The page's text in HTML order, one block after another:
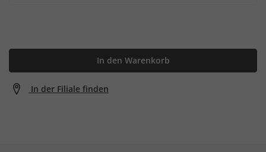
In den Warenkorb
In der Filiale finden